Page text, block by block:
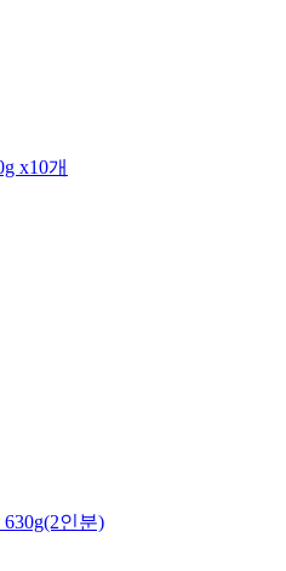
x10개
인분)